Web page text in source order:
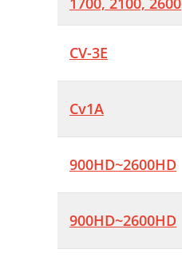
CV-3E
Cv1A
900HD~2600HD
900HD~2600HD